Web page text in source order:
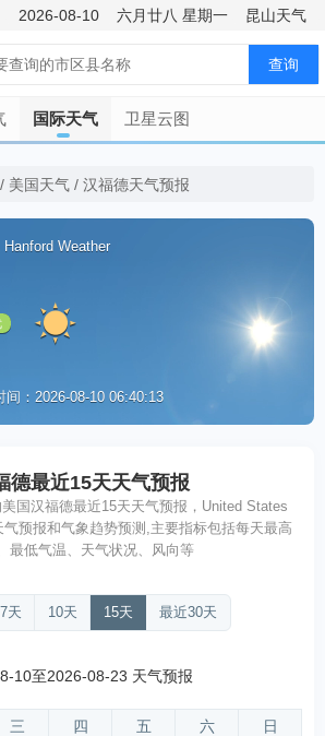
2026-08-10 六月廿八 星期一 昆山天气
查询
国际天气 卫星云图
/ 美国天气 / 汉福德天气预报
Hanford Weather
优
间：2026-08-10 06:40:13
德最近15天天气预报
国汉福德最近15天天气预报，United States
气预报和气象趋势预测,主要指标包括每天最高
最低气温、天气状况、风向等
7天 10天 15天 最近30天
10至2026-08-23 天气预报
三 四 五 六 日